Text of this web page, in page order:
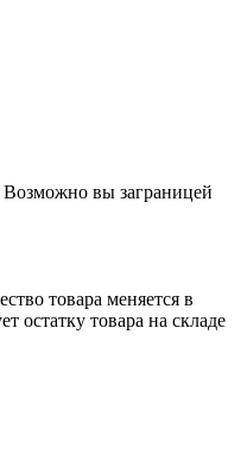
вы заграницей
товара меняется в
остатку товара на складе